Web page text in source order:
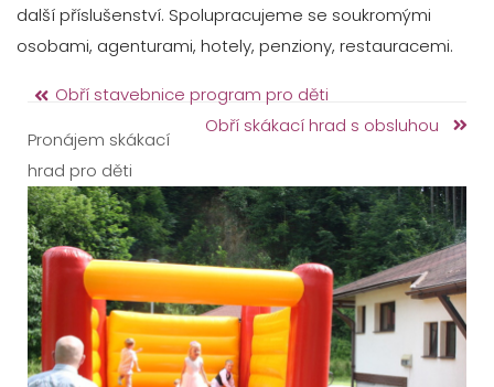
další příslušenství. Spolupracujeme se soukromými
osobami, agenturami, hotely, penziony, restauracemi.
Obří stavebnice program pro děti
Obří skákací hrad s obsluhou
Pronájem skákací
hrad pro děti